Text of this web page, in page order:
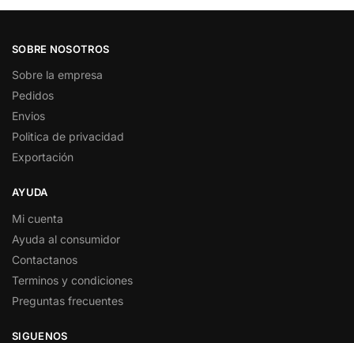
SOBRE NOSOTROS
Sobre la empresa
Pedidos
Envios
Politica de privacidad
Exportación
AYUDA
Mi cuenta
Ayuda al consumidor
Contactanos
Terminos y condiciones
Preguntas frecuentes
SIGUENOS